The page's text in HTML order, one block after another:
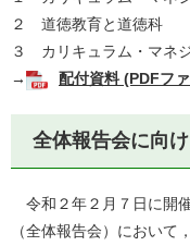
２ 道徳教育と道徳科
３ カリキュラム・マネ
→
配付資料 (PDFフ
全体報告会に向
令和２年２月７日に開
（全体報告会）におい